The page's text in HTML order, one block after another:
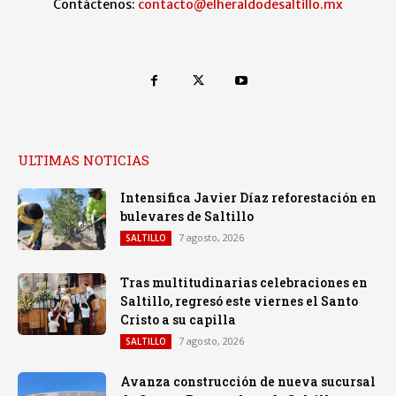
Contáctenos: contacto@elheraldodesaltillo.mx
ULTIMAS NOTICIAS
Intensifica Javier Díaz reforestación en
bulevares de Saltillo
SALTILLO 7 agosto, 2026
Tras multitudinarias celebraciones en
Saltillo, regresó este viernes el Santo
Cristo a su capilla
SALTILLO 7 agosto, 2026
Avanza construcción de nueva sucursal